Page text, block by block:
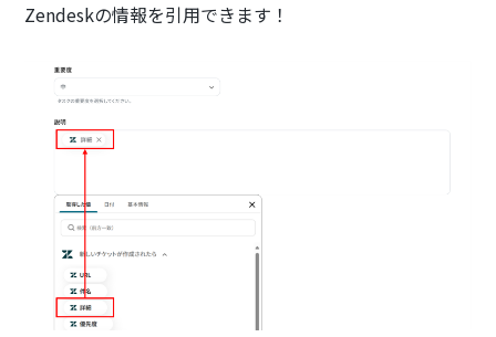
Zendeskの情報を引用できます！